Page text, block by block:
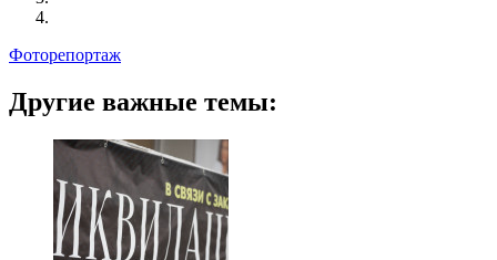
Фоторепортаж
Другие важные темы: